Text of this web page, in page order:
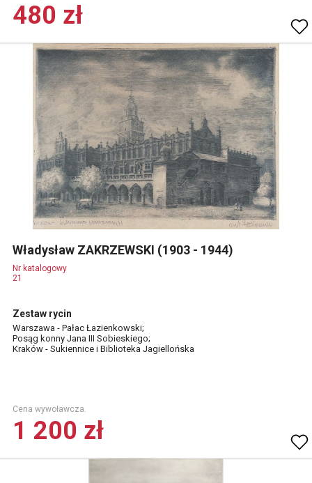
480 zł
Władysław ZAKRZEWSKI (1903 - 1944)
Nr katalogowy
21
Zestaw rycin
Warszawa - Pałac Łazienkowski;
Posąg konny Jana III Sobieskiego;
Kraków - Sukiennice i Biblioteka Jagiellońska
Cena wywoławcza.
1 200 zł